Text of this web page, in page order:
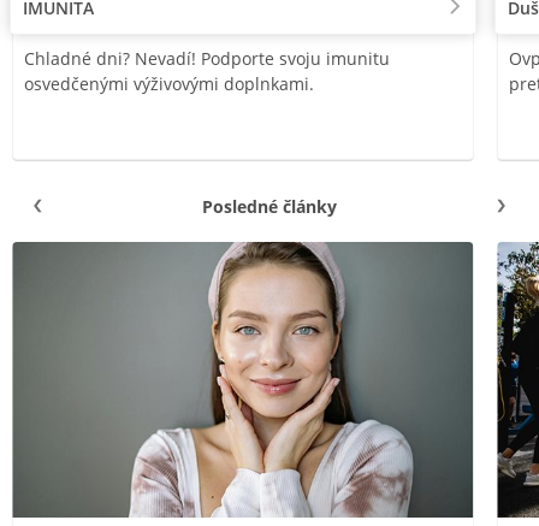
IMUNITA
Chladné dni? Nevadí! Podporte svoju imunitu
osvedčenými výživovými doplnkami.
Posledné články